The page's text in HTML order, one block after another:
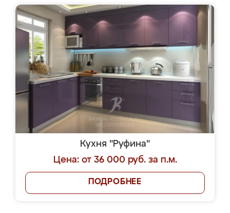
Кухня "Руфина"
Цена: от 36 000 руб. за п.м.
ПОДРОБНЕЕ